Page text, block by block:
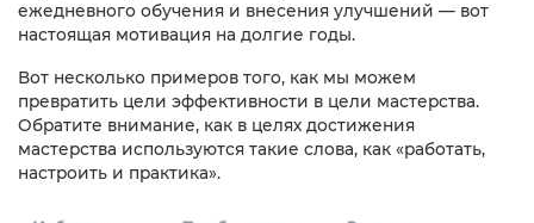
ежедневного обучения и внесения улучшений — вот
настоящая мотивация на долгие годы.
Вот несколько примеров того, как мы можем
превратить цели эффективности в цели мастерства.
Обратите внимание, как в целях достижения
мастерства используются такие слова, как «работать,
настроить и практика».